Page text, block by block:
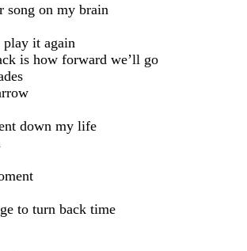
song on my brain
play it again
is how forward we’ll go
down my life
to turn back time